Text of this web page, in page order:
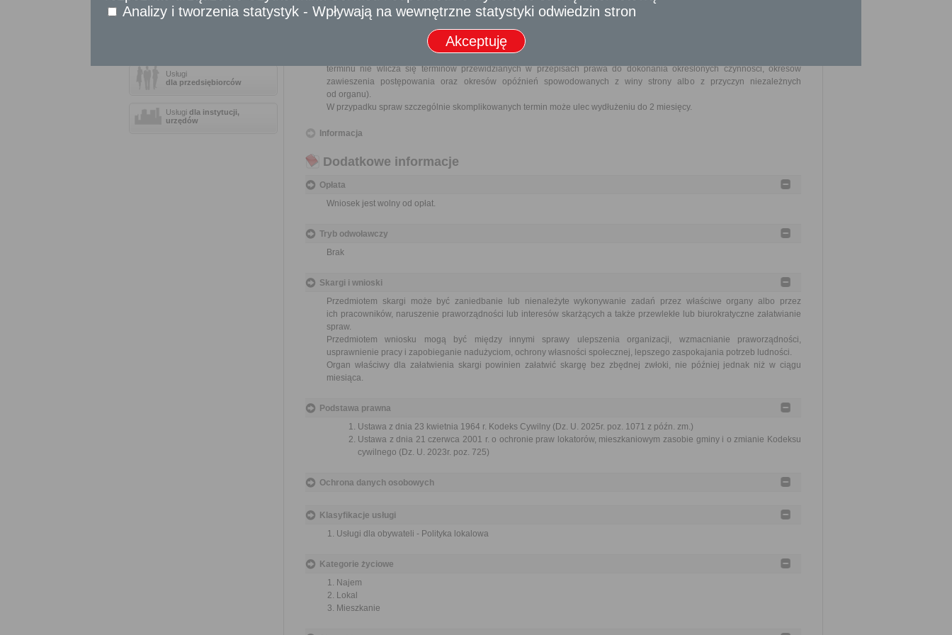
Sprawy komunikacyjne
Sprawy obywatelskie
Usługi
dla przedsiębiorców
Usługi dla instytucji,
urzędów
Obywatel
Sprawa załatwiana jest niezwłocznie, nie później niż w ciągu miesiąca od dnia złożenia kompletnego wniosku (do tego
terminu nie wlicza się terminów przewidzianych w przepisach prawa do dokonania określonych czynności, okresów
zawieszenia postępowania oraz okresów opóźnień spowodowanych z winy strony albo z przyczyn niezależnych
od organu).
W przypadku spraw szczególnie skomplikowanych termin może ulec wydłużeniu do 2 miesięcy.
Informacja
Dodatkowe informacje
Opłata
Wniosek jest wolny od opłat.
Tryb odwoławczy
Brak
Skargi i wnioski
Przedmiotem skargi może być zaniedbanie lub nienależyte wykonywanie zadań przez właściwe organy albo przez
ich pracowników, naruszenie praworządności lub interesów skarżących a także przewlekłe lub biurokratyczne załatwianie
spraw.
Przedmiotem wniosku mogą być między innymi sprawy ulepszenia organizacji, wzmacnianie praworządności,
usprawnienie pracy i zapobieganie nadużyciom, ochrony własności społecznej, lepszego zaspokajania potrzeb ludności.
Organ właściwy dla załatwienia skargi powinien załatwić skargę bez zbędnej zwłoki, nie później jednak niż w ciągu
miesiąca.
Podstawa prawna
Ustawa z dnia 23 kwietnia 1964 r. Kodeks Cywilny (Dz. U. 2025r. poz. 1071 z późn. zm.)
Ustawa z dnia 21 czerwca 2001 r. o ochronie praw lokatorów, mieszkaniowym zasobie gminy i o zmianie Kodeksu
cywilnego (Dz. U. 2023r. poz. 725)
Ochrona danych osobowych
Klasyfikacje usługi
Usługi dla obywateli - Polityka lokalowa
Kategorie życiowe
Najem
Lokal
Mieszkanie
Analizy i tworzenia statystyk - Wpływają na wewnętrzne statystyki odwiedzin stron
Akceptuję